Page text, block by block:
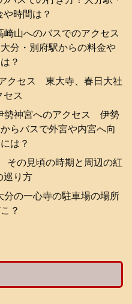
時間は？
崎山へのバスでのアクセス
分・別府駅からの料金や
？
クセス 東大寺、春日大社
セス
勢神宮へのアクセス 伊勢
らバスで外宮や内宮へ向
は？
の見頃の時期と周辺の紅
巡り方
分の一心寺の駐車場の場所
？